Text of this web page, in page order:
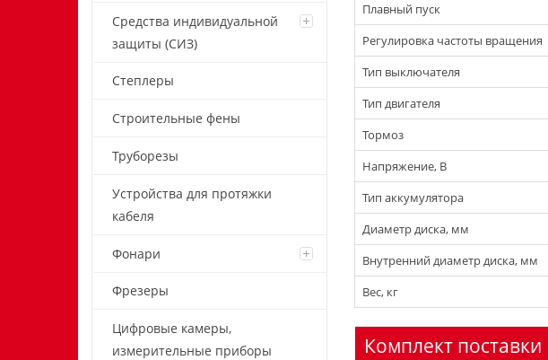
Средства индивидуальной
защиты (СИЗ)
Степлеры
Строительные фены
Труборезы
Устройства для протяжки
кабеля
Фонари
Фрезеры
Цифровые камеры,
измерительные приборы
Плавный пуск
Регулировка частоты вращения
Тип выключателя
Тип двигателя
Тормоз
Напряжение, В
Тип аккумулятора
Диаметр диска, мм
Внутренний диаметр диска, мм
Вес, кг
Комплект поставки